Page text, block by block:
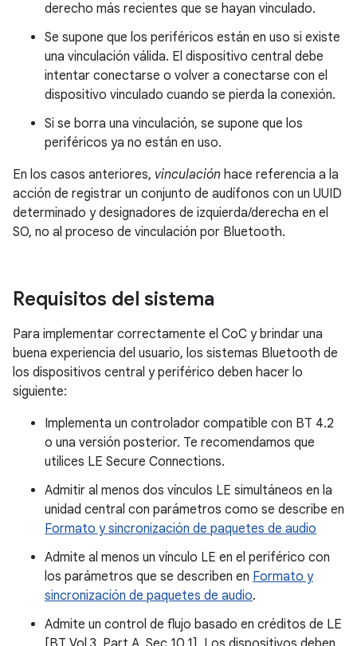
derecho más recientes que se hayan vinculado.
Se supone que los periféricos están en uso si existe
una vinculación válida. El dispositivo central debe
intentar conectarse o volver a conectarse con el
dispositivo vinculado cuando se pierda la conexión.
Si se borra una vinculación, se supone que los
periféricos ya no están en uso.
En los casos anteriores, vinculación hace referencia a la
acción de registrar un conjunto de audífonos con un UUID
determinado y designadores de izquierda/derecha en el
SO, no al proceso de vinculación por Bluetooth.
Requisitos del sistema
Para implementar correctamente el CoC y brindar una
buena experiencia del usuario, los sistemas Bluetooth de
los dispositivos central y periférico deben hacer lo
siguiente:
Implementa un controlador compatible con BT 4.2
o una versión posterior. Te recomendamos que
utilices LE Secure Connections.
Admitir al menos dos vínculos LE simultáneos en la
unidad central con parámetros como se describe en
Formato y sincronización de paquetes de audio
Admite al menos un vínculo LE en el periférico con
los parámetros que se describen en Formato y
sincronización de paquetes de audio.
Admite un control de flujo basado en créditos de LE